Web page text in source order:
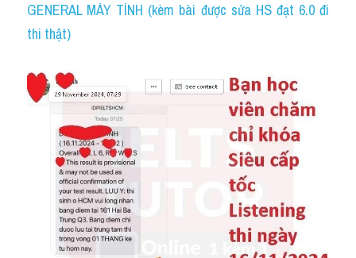
GENERAL MÁY TÍNH (kèm bài được sửa HS đạt 6.0 đi
thi thật)